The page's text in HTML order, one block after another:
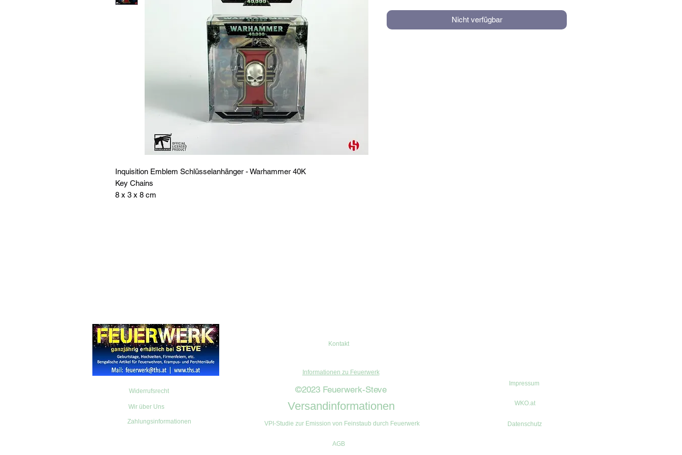
Inquisition Emblem Schlüsselanhänger - Warhammer 40K
Key Chains
8 x 3 x 8 cm
Nicht verfügbar
Widerrufsrecht
Wir über Uns
Zahlungsinformationen
Kontakt
Informationen zu Feuerwerk
©2023 Feuerwerk-Steve
Versandinformationen
VPI-Studie zur Emission von Feinstaub durch Feuerwerk
AGB
Impressum
WKO.at
Datenschutz